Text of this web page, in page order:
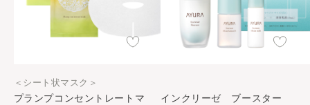
プランプコンセントレートマ
＜シート状マスク＞
インクリーゼ ブースター